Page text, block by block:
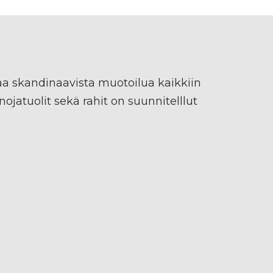
skandinaavista muotoilua kaikkiin
sekä rahit on suunnitelllut